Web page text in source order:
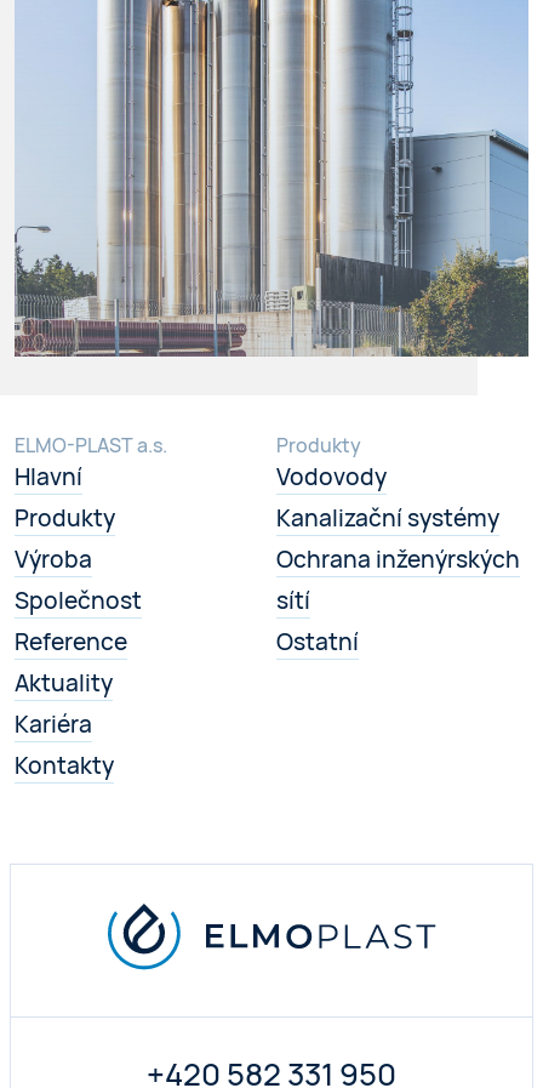
ELMO-PLAST a.s.
Hlavní
Produkty
Výroba
Společnost
Reference
Aktuality
Kariéra
Kontakty
Produkty
Vodovody
Kanalizační systémy
Ochrana inženýrských
sítí
Ostatní
+420 582 331 950